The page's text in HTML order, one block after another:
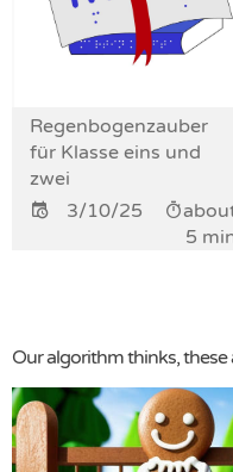
Regenbogenzauber
für Klasse eins und
zwei
3/10/25
5
Our algorithm thinks, these